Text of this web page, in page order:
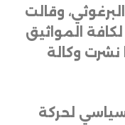
وقالت
لكافة المواثيق
نشرت وكالة
لحركة